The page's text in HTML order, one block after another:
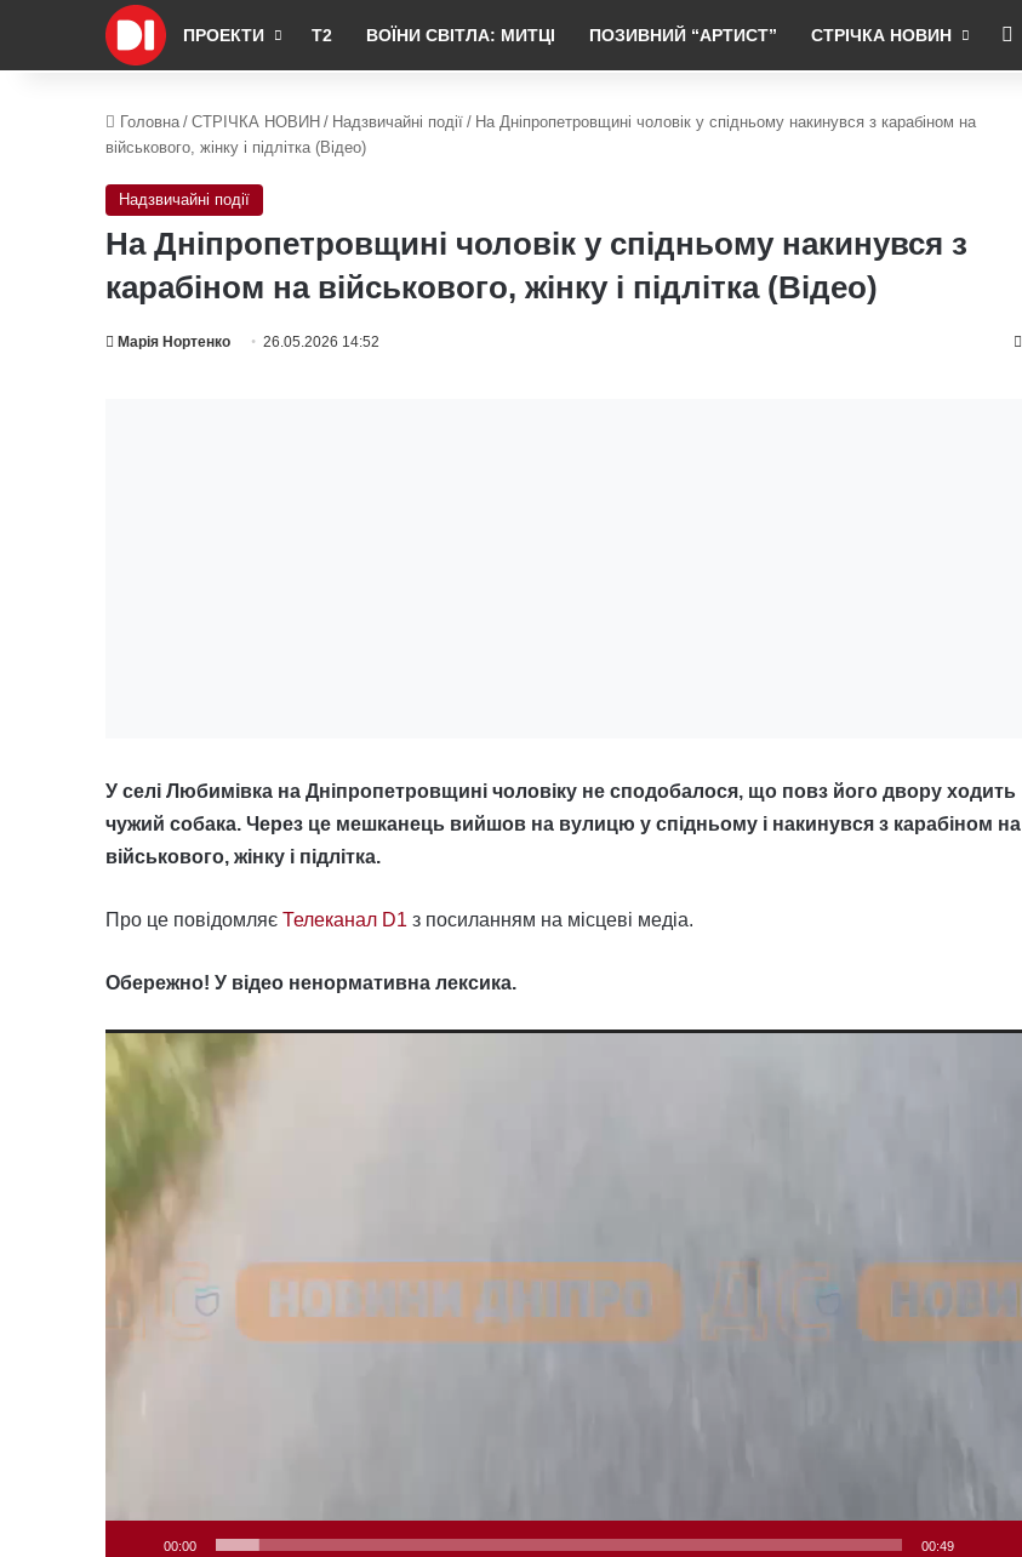
ПРОЕКТИ Т2 ВОЇНИ СВІТЛА: МИТЦІ ПОЗИВНИЙ “АРТИСТ” СТРІЧКА НОВИН
Головна / СТРІЧКА НОВИН / Надзвичайні події / На Дніпропетровщині чоловік у спідньому накинувся з карабіном на
військового, жінку і підлітка (Відео)
Надзвичайні події
На Дніпропетровщині чоловік у спідньому накинувся з
карабіном на військового, жінку і підлітка (Відео)
Марія Нортенко 26.05.2026 14:52
У селі Любимівка на Дніпропетровщині чоловіку не сподобалося, що повз його двору ходить
чужий собака. Через це мешканець вийшов на вулицю у спідньому і накинувся з карабіном на
військового, жінку і підлітка.
Про це повідомляє Телеканал D1 з посиланням на місцеві медіа.
Обережно! У відео ненормативна лексика.
Відеопрогравач
00:00 00:49